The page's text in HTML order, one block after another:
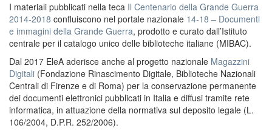
I materiali pubblicati nella teca Il Centenario della Grande Guerra
2014-2018 confluiscono nel portale nazionale 14-18 – Documenti
e immagini della Grande Guerra, prodotto e curato dall’Istituto
centrale per il catalogo unico delle biblioteche italiane (MIBAC).
Dal 2017 EleA aderisce anche al progetto nazionale Magazzini
Digitali (Fondazione Rinascimento Digitale, Biblioteche Nazionali
Centrali di Firenze e di Roma) per la conservazione permanente
dei documenti elettronici pubblicati in Italia e diffusi tramite rete
informatica, in attuazione della normativa sul deposito legale (L.
106/2004, D.P.R. 252/2006).